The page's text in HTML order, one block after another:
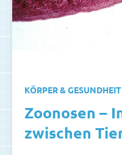
KÖRPER & GESUNDHEIT
Zoonosen –
zwischen